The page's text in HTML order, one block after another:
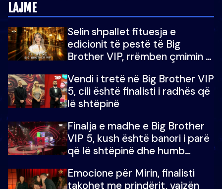
LAJME
Selin shpallet fituesja e
edicionit të pestë të Big
Brother VIP, rrëmben çmimin e
Vendi i tretë në Big Brother VIP
5, cili është finalisti i radhës që
lë shtëpinë
Finalja e madhe e Big Brother
VIP 5, kush është banori i parë
që lë shtëpinë dhe humb
çmimin e madh
Emocione për Mirin, finalisti
takohet me prindërit, vajzën